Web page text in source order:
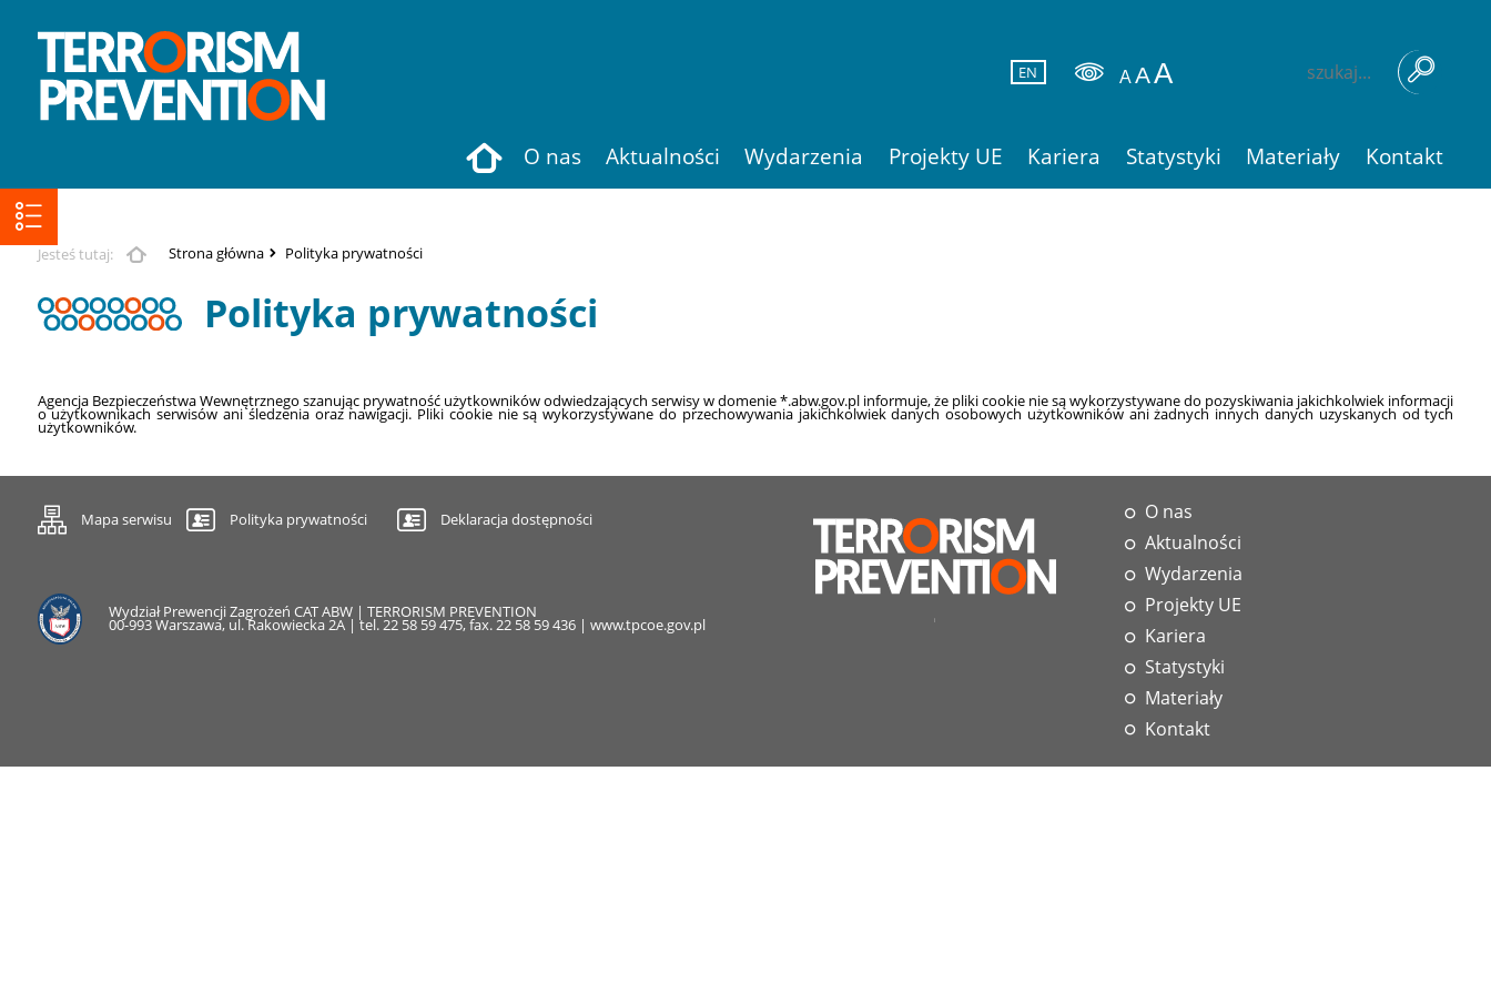
EN
O nas Aktualności Wydarzenia Projekty UE Kariera Statystyki Materiały Kontakt
Jesteś tutaj: Strona główna Polityka prywatności
Polityka prywatności
Agencja Bezpieczeństwa Wewnętrznego szanując prywatność użytkowników odwiedzających serwisy w domenie *.abw.gov.pl informuje, że pliki cookie nie są wykorzystywane do pozyskiwania jakichkolwiek informacji
o użytkownikach serwisów ani śledzenia oraz nawigacji. Pliki cookie nie są wykorzystywane do przechowywania jakichkolwiek danych osobowych użytkowników ani żadnych innych danych uzyskanych od tych
użytkowników.
Mapa serwisu Polityka prywatności Deklaracja dostępności
Wydział Prewencji Zagrożeń CAT ABW | TERRORISM PREVENTION
00-993 Warszawa, ul. Rakowiecka 2A | tel. 22 58 59 475, fax. 22 58 59 436 | www.tpcoe.gov.pl
O nas
Aktualności
Wydarzenia
Projekty UE
Kariera
Statystyki
Materiały
Kontakt